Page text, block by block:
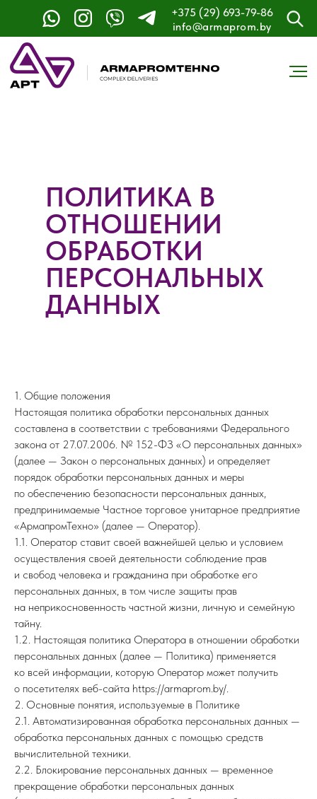
+375 (29) 693-79-86
info@armaprom.by
ПОЛИТИКА В
ОТНОШЕНИИ
ОБРАБОТКИ
ПЕРСОНАЛЬНЫХ
ДАННЫХ
1. Общие положения
Настоящая политика обработки персональных данных
составлена в соответствии с требованиями Федерального
закона от 27.07.2006. № 152-ФЗ «О персональных данных»
(далее — Закон о персональных данных) и определяет
порядок обработки персональных данных и меры
по обеспечению безопасности персональных данных,
предпринимаемые Частное торговое унитарное предприятие
«АрмапромТехно» (далее — Оператор).
1.1. Оператор ставит своей важнейшей целью и условием
осуществления своей деятельности соблюдение прав
и свобод человека и гражданина при обработке его
персональных данных, в том числе защиты прав
на неприкосновенность частной жизни, личную и семейную
тайну.
1.2. Настоящая политика Оператора в отношении обработки
персональных данных (далее — Политика) применяется
ко всей информации, которую Оператор может получить
о посетителях веб-сайта https://armaprom.by/.
2. Основные понятия, используемые в Политике
2.1. Автоматизированная обработка персональных данных —
обработка персональных данных с помощью средств
вычислительной техники.
2.2. Блокирование персональных данных — временное
прекращение обработки персональных данных